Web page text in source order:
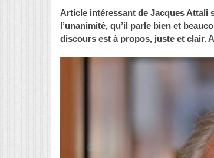
Article intéressant de Jacques Attali
l’unanimité, qu’il parle bien et
discours est à propos, juste et clair.